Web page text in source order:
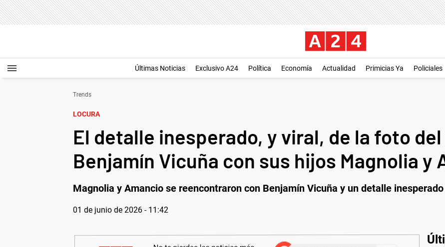
Últimas Noticias Exclusivo A24 Política Economía Actualidad Primicias Ya Policiales
Trends
LOCURA
El detalle inesperado, y viral, de la foto
Benjamín Vicuña con sus hijos Magnolia y
Magnolia y Amancio se reencontraron con Benjamín Vicuña y un detalle
01 de junio de 2026 - 11:42